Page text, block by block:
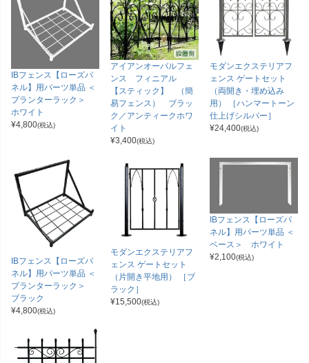
IBフェンス【ローズパ
ネル】用パーツ単品 ＜
プランターラック＞
ホワイト
¥4,800(税込)
アイアンオーバルフェ
ンス フィニアル
【スティック】 （簡
易フェンス） ブラッ
ク／アンティークホワ
イト
¥3,400(税込)
モダンエクステリアフ
ェンス ゲートセット
（両開き・埋め込み
用） ［ハンマートーン
仕上げシルバー］
¥24,400(税込)
IBフェンス【ローズパ
ネル】用パーツ単品 ＜
プランターラック＞
ブラック
¥4,800(税込)
モダンエクステリアフ
ェンス ゲートセット
（片開き平地用） ［ブ
ラック］
¥15,500(税込)
IBフェンス【ローズパ
ネル】用パーツ単品 ＜
ベース＞ ホワイト
¥2,100(税込)